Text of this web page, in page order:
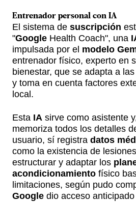
Entrenador personal con IA
El sistema de suscripción
"Google Health Coach", una
impulsada por el modelo
entrenador físico, experto en
bienestar, que se adapta a
y toma en cuenta factores
local.
Esta IA sirve como asistente
memoriza todos los detalles
usuario, sí registra datos
como la existencia de
estructurar y adaptar los
acondicionamiento físico
limitaciones, según pudo
Google dio acceso